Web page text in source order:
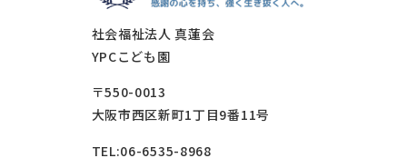
社会福祉法人 真蓮会
YPCこども園
〒550-0013
大阪市西区新町1丁目9番11号
TEL:06-6535-8968